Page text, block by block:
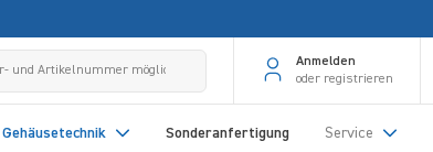
Anmelden
oder registrieren
Gehäusetechnik Sonderanfertigung Service